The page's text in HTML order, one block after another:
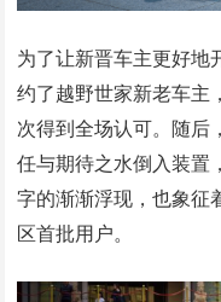
为了让新晋车主更好地
约了越野世家新老车主
次得到全场认可。随后
任与期待之水倒入装置
字的渐渐浮现，也象征
区首批用户。